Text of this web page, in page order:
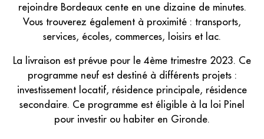
rejoindre Bordeaux cente en une dizaine de minutes.
Vous trouverez également à proximité : transports,
services, écoles, commerces, loisirs et lac.
La livraison est prévue pour le 4ème trimestre 2023. Ce
programme neuf est destiné à différents projets :
investissement locatif, résidence principale, résidence
secondaire. Ce programme est éligible à la loi Pinel
pour investir ou habiter en Gironde.